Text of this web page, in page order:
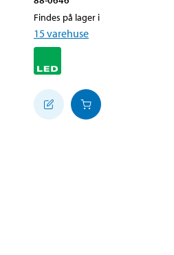
Findes på lager i
15varehuse